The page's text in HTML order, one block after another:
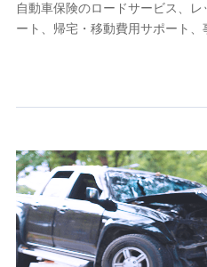
11.マイカー通勤管理クラウ
をお送りするため
分析するため
当社の対応品質向上やお問い
個人情報保護管理者の職
株式会社ドコモ・インシュア
〒103-0013 東京都中央区日
ネット日本橋ビル 3F
自動車保険のロードサービス、
ート、帰宅・移動費用サポート